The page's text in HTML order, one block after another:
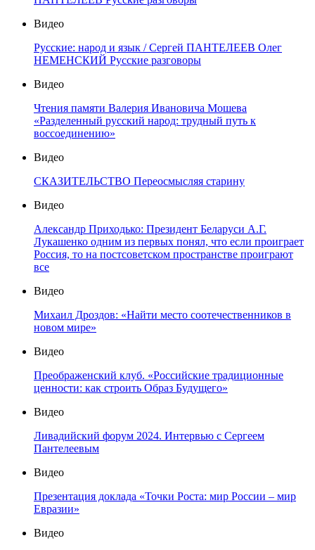
Видео
Русские: народ и язык / Сергей ПАНТЕЛЕЕВ Олег
НЕМЕНСКИЙ Русские разговоры
Видео
Чтения памяти Валерия Ивановича Мошева
«Разделенный русский народ: трудный путь к
воссоединению»
Видео
СКАЗИТЕЛЬСТВО Переосмысляя старину
Видео
Александр Приходько: Президент Беларуси А.Г.
Лукашенко одним из первых понял, что если проиграет
Россия, то на постсоветском пространстве проиграют
все
Видео
Михаил Дроздов: «Найти место соотечественников в
новом мире»
Видео
Преображенский клуб. «Российские традиционные
ценности: как строить Образ Будущего»
Видео
Ливадийский форум 2024. Интервью с Сергеем
Пантелеевым
Видео
Презентация доклада «Точки Роста: мир России – мир
Евразии»
Видео